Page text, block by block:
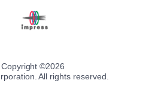
Copyright ©2026
All rights reserved.